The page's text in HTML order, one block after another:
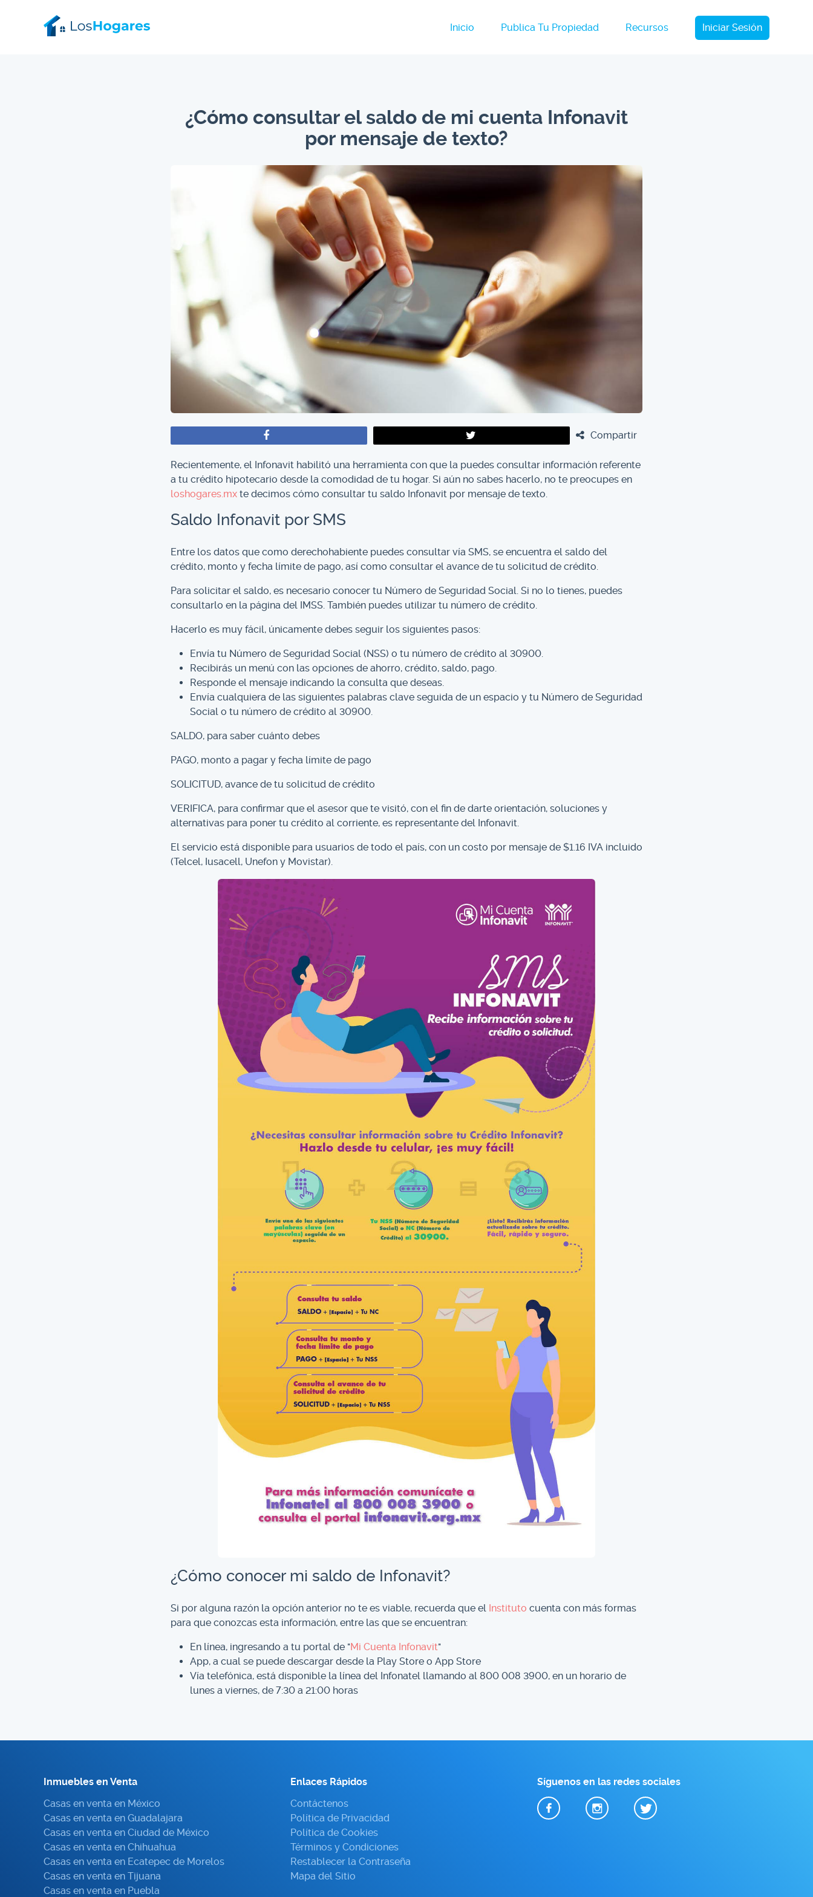
Inicio Publica Tu Propiedad Recursos Iniciar Sesión
¿Cómo consultar el saldo de mi cuenta Infonavit
por mensaje de texto?
Compartir
Recientemente, el Infonavit habilitó una herramienta con que la puedes consultar información referente
a tu crédito hipotecario desde la comodidad de tu hogar. Si aún no sabes hacerlo, no te preocupes en
loshogares.mx te decimos cómo consultar tu saldo Infonavit por mensaje de texto.
Saldo Infonavit por SMS
Entre los datos que como derechohabiente puedes consultar vía SMS, se encuentra el saldo del
crédito, monto y fecha límite de pago, así como consultar el avance de tu solicitud de crédito.
Para solicitar el saldo, es necesario conocer tu Número de Seguridad Social. Si no lo tienes, puedes
consultarlo en la página del IMSS. También puedes utilizar tu número de crédito.
Hacerlo es muy fácil, únicamente debes seguir los siguientes pasos:
Envía tu Número de Seguridad Social (NSS) o tu número de crédito al 30900.
Recibirás un menú con las opciones de ahorro, crédito, saldo, pago.
Responde el mensaje indicando la consulta que deseas.
Envía cualquiera de las siguientes palabras clave seguida de un espacio y tu Número de Seguridad
Social o tu número de crédito al 30900.
SALDO, para saber cuánto debes
PAGO, monto a pagar y fecha límite de pago
SOLICITUD, avance de tu solicitud de crédito
VERIFICA, para confirmar que el asesor que te visitó, con el fin de darte orientación, soluciones y
alternativas para poner tu crédito al corriente, es representante del Infonavit.
El servicio está disponible para usuarios de todo el país, con un costo por mensaje de $1.16 IVA incluido
(Telcel, Iusacell, Unefon y Movistar).
¿Cómo conocer mi saldo de Infonavit?
Si por alguna razón la opción anterior no te es viable, recuerda que el Instituto cuenta con más formas
para que conozcas esta información, entre las que se encuentran:
En línea, ingresando a tu portal de "Mi Cuenta Infonavit"
App, a cual se puede descargar desde la Play Store o App Store
Vía telefónica, está disponible la línea del Infonatel llamando al 800 008 3900, en un horario de
lunes a viernes, de 7:30 a 21:00 horas
Inmuebles en Venta
Casas en venta en México
Casas en venta en Guadalajara
Casas en venta en Ciudad de México
Casas en venta en Chihuahua
Casas en venta en Ecatepec de Morelos
Casas en venta en Tijuana
Casas en venta en Puebla
Enlaces Rápidos
Contáctenos
Política de Privacidad
Política de Cookies
Términos y Condiciones
Restablecer la Contraseña
Mapa del Sitio
Síguenos en las redes sociales